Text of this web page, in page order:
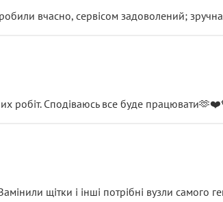
вчасно, сервісом задоволений;
робіт. Сподіваюсь все буде
щітки і інші потрібні вузли самого